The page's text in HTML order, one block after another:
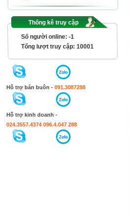
Thống kê truy cập
Số người online: -1
Tổng lượt truy cập: 10001
Hỗ trợ bán buôn - 091.3087288
Hỗ trợ kinh doanh -
024.3557.4374 096.4.047 288